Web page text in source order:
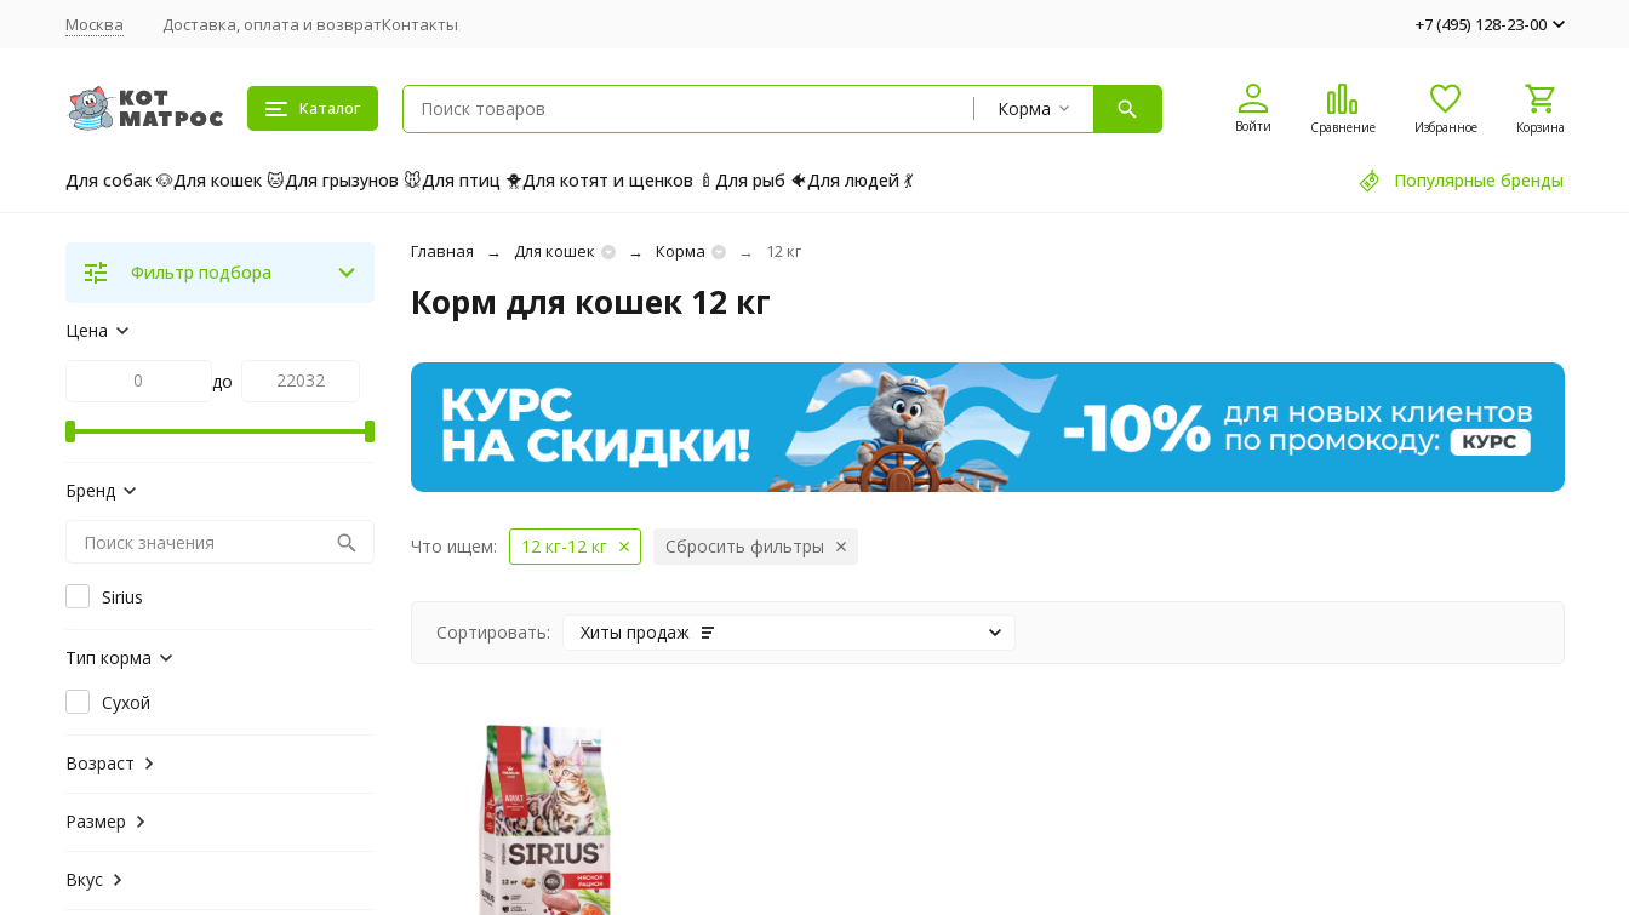
Москва Доставка, оплата и возвратКонтакты +7 (495) 128-23-00
Каталог Корма
Войти Сравнение Избранное Корзина
Для собак 🐶Для кошек 🐱Для грызунов 🐭Для птиц 🐥Для котят и щенков 🍼 Для рыб 🐠Для людей 💃 Популярные бренды
Главная Для кошек Корма 12 кг
Корм для кошек 12 кг
Что ищем: 12 кг-12 кг Сбросить фильтры
Сортировать: Хиты продаж
Фильтр подбора
Цена
до
Бренд
Sirius
Тип корма
Сухой
Возраст
Размер
Вкус